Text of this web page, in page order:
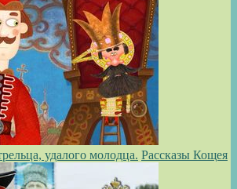
удалого молодца. Рассказы Кощея